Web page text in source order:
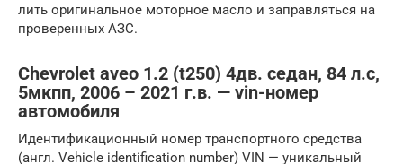
лить оригинальное моторное масло и заправляться на
проверенных АЗС.
Chevrolet aveo 1.2 (t250) 4дв. седан, 84 л.с,
5мкпп, 2006 – 2021 г.в. — vin-номер
автомобиля
Идентификационный номер транспортного средства
(англ. Vehicle identification number) VIN — уникальный